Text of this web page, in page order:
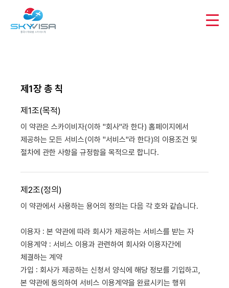
제1장 총 칙
제1조(목적)
이 약관은 스카이비자(이하 "회사"라 한다) 홈페이지에서
제공하는 모든 서비스(이하 "서비스"라 한다)의 이용조건 및
절차에 관한 사항을 규정함을 목적으로 합니다.
제2조(정의)
이 약관에서 사용하는 용어의 정의는 다음 각 호와 같습니다.
이용자 : 본 약관에 따라 회사가 제공하는 서비스를 받는 자
이용계약 : 서비스 이용과 관련하여 회사와 이용자간에
체결하는 계약
가입 : 회사가 제공하는 신청서 양식에 해당 정보를 기입하고,
본 약관에 동의하여 서비스 이용계약을 완료시키는 행위